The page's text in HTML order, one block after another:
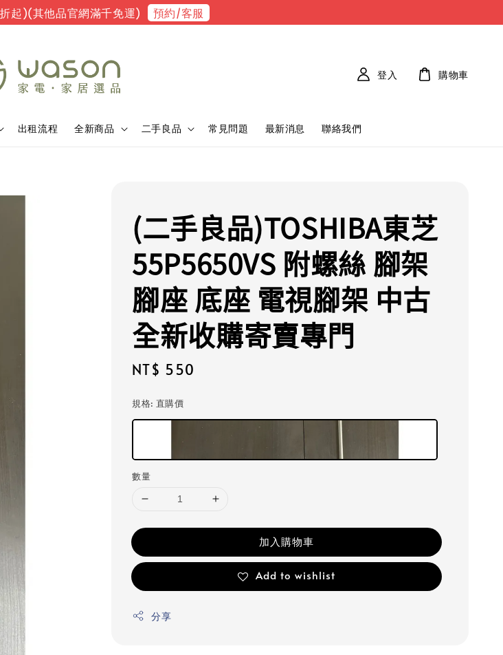
起)(其他品官網滿千免運) 預約/客服
出租流程 全新商品 二手良品 常見問題 最新消息 聯絡我們
登入 購物車
(二手良品)TOSHIBA東芝
55P5650VS 附螺絲 腳架
腳座 底座 電視腳架 中古
全新收購寄賣專門
Regular
NT$ 550
規格: 直購價
數量
加入購物車
Add to wishlist
分享